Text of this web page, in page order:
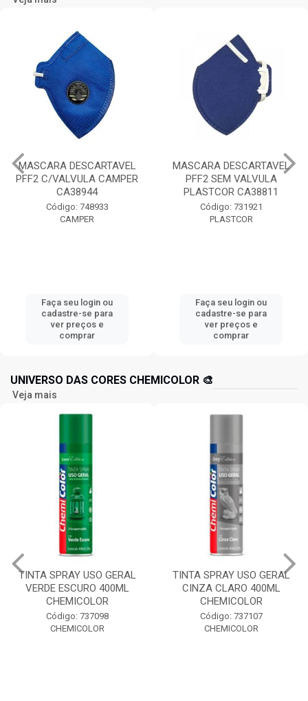
MASCARA DESCARTAVEL
PFF2 C/VALVULA CAMPER
CA38944
Código: 748933
CAMPER
Faça seu login ou
cadastre-se para
ver preços e
comprar
MASCARA DESCARTAVEL
PFF2 SEM VALVULA
PLASTCOR CA38811
Código: 731921
PLASTCOR
Faça seu login ou
cadastre-se para
ver preços e
comprar
UNIVERSO DAS CORES CHEMICOLOR 🎨
Veja mais
TINTA SPRAY USO GERAL
VERDE ESCURO 400ML
CHEMICOLOR
Código: 737098
CHEMICOLOR
TINTA SPRAY USO GERAL
CINZA CLARO 400ML
CHEMICOLOR
Código: 737107
CHEMICOLOR